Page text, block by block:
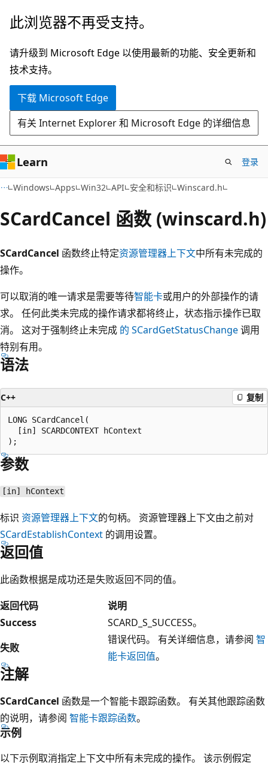
跳
主
要
内
此浏览器不再受支持。
请升级到 Microsoft Edge 以使用最新的功能、安全更新和
技术支持。
下载 Microsoft Edge
有关 Internet Explorer 和 Microsoft Edge 的详细信息
Learn 登录
Windows Apps Win32 API 安全和标识 Winscard.h
SCardCancel 函数 (winscard.h)
SCardCancel 函数终止特定资源管理器上下文中所有未完成的
操作。
可以取消的唯一请求是需要等待智能卡或用户的外部操作的请
求。 任何此类未完成的操作请求都将终止，状态指示操作已取
消。 这对于强制终止未完成 的 SCardGetStatusChange调用
特别有用。
语法
C++ 复制
LONG SCardCancel(
  [in] SCARDCONTEXT hContext
参数
[in] hContext
标识 资源管理器上下文的句柄。 资源管理器上下文由之前对
SCardEstablishContext 的调用设置。
返回值
此函数根据是成功还是失败返回不同的值。
返回代码
说明
Success
SCARD_S_SUCCESS。
失败
错误代码。 有关详细信息，请参阅 智
能卡返回值。
注解
SCardCancel 函数是一个智能卡跟踪函数。 有关其他跟踪函数
的说明，请参阅 智能卡跟踪函数。
示例
以下示例取消指定上下文中所有未完成的操作。 该示例假定